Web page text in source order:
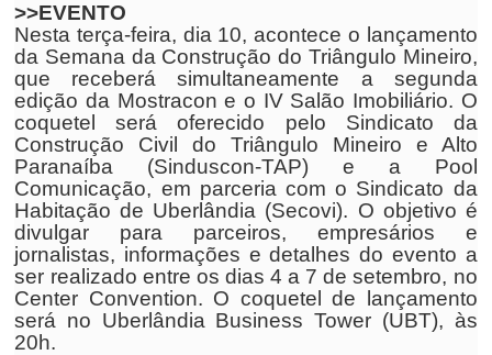
>>EVENTO
Nesta terça-feira, dia 10, acontece o lançamento
da Semana da Construção do Triângulo Mineiro,
que receberá simultaneamente a segunda
edição da Mostracon e o IV Salão Imobiliário. O
coquetel será oferecido pelo Sindicato da
Construção Civil do Triângulo Mineiro e Alto
Paranaíba (Sinduscon-TAP) e a Pool
Comunicação, em parceria com o Sindicato da
Habitação de Uberlândia (Secovi). O objetivo é
divulgar para parceiros, empresários e
jornalistas, informações e detalhes do evento a
ser realizado entre os dias 4 a 7 de setembro, no
Center Convention. O coquetel de lançamento
será no Uberlândia Business Tower (UBT), às
20h.